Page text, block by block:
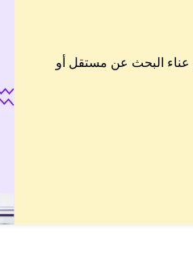
عناء البحث عن مستقل أو